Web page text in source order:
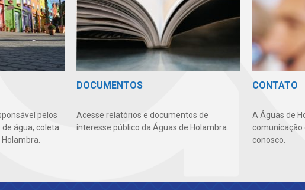
pelos
água, coleta
DOCUMENTOS
Acesse relatórios e documentos de
interesse público da Águas de Holambra.
CONTATO
A Águas de
conosco.